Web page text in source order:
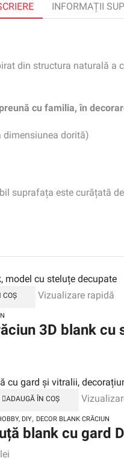
INFORMAȚII
din structura naturală
cu familia, în
dimensiunea dorită)
suprafața este curățată
COȘ Vizualizare rapidă
3D blank
ADAUGĂ ÎN COȘ
DIY, DECOR BLANK CRĂCIUN
blank cu gard
lei